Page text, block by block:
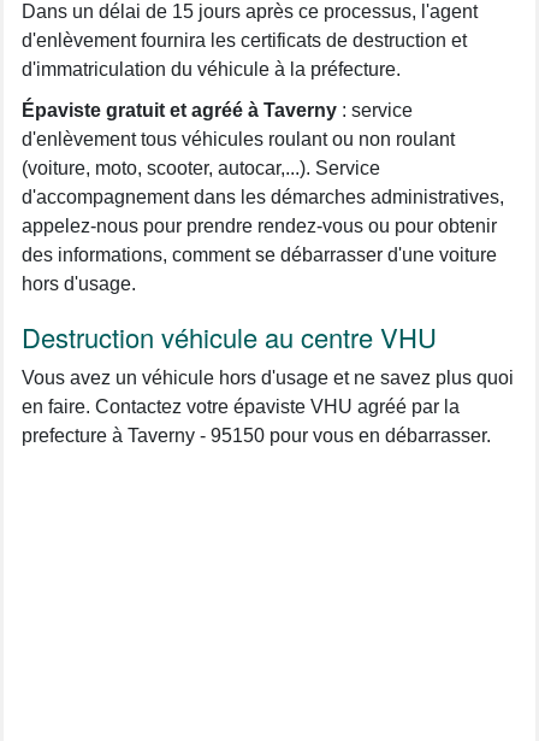
Dans un délai de 15 jours après ce processus, l'agent
d'enlèvement fournira les certificats de destruction et
d'immatriculation du véhicule à la préfecture.
Épaviste gratuit et agréé à Taverny : service
d'enlèvement tous véhicules roulant ou non roulant
(voiture, moto, scooter, autocar,...). Service
d'accompagnement dans les démarches administratives,
appelez-nous pour prendre rendez-vous ou pour obtenir
des informations, comment se débarrasser d'une voiture
hors d'usage.
Destruction véhicule au centre VHU
Vous avez un véhicule hors d'usage et ne savez plus quoi
en faire. Contactez votre épaviste VHU agréé par la
prefecture à Taverny - 95150 pour vous en débarrasser.